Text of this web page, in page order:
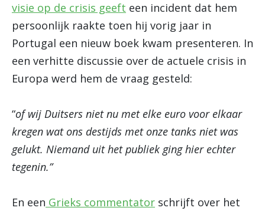
visie op de crisis geeft een incident dat hem
persoonlijk raakte toen hij vorig jaar in
Portugal een nieuw boek kwam presenteren. In
een verhitte discussie over de actuele crisis in
Europa werd hem de vraag gesteld:
“of wij Duitsers niet nu met elke euro voor elkaar
kregen wat ons destijds met onze tanks niet was
gelukt. Niemand uit het publiek ging hier echter
tegenin.”
En een Grieks commentator schrijft over het